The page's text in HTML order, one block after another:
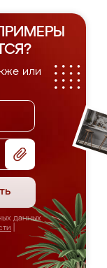
или
данных